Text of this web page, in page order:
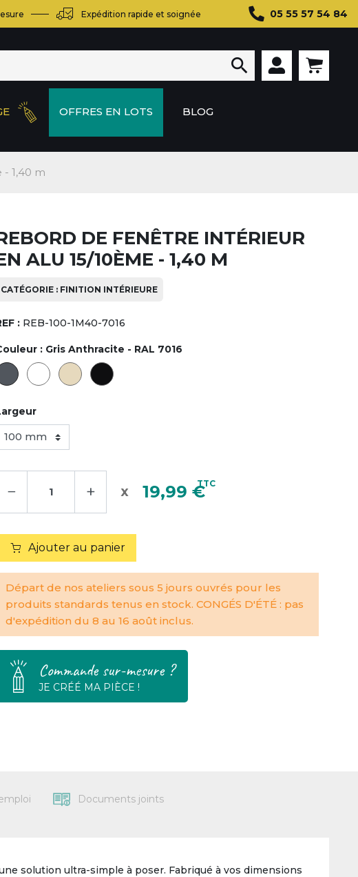
Expédition rapide et soignée 05 55 57 54 84
OFFRES EN LOTS BLOG

1,40 m
DE FENÊTRE INTÉRIEUR
ALU 15/10ÈME - 1,40 M
CATÉGORIE : FINITION INTÉRIEURE
: REB-100-1M40-7016
: Gris Anthracite - RAL 7016
− + 19,99 €TTC
Ajouter au panier
Départ de nos ateliers sous 5 jours ouvrés pour les
produits standards tenus en stock. CONGÉS D'ÉTÉ : pas
d'expédition du 8 au 16 août inclus.
Commande sur-mesure ?
JE CRÉÉ MA PIÈCE !
Documents joints
solution ultra-simple à poser. Fabriqué à vos dimensions